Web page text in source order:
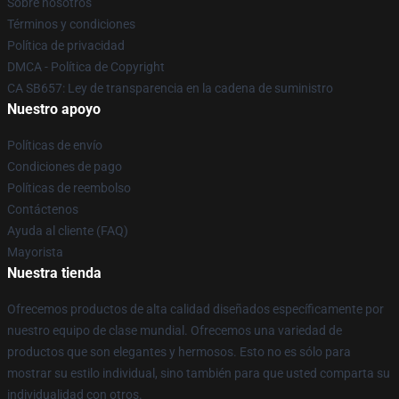
Términos y condiciones
Política de privacidad
DMCA - Política de Copyright
CA SB657: Ley de transparencia en la cadena de suministro
Nuestro apoyo
Políticas de envío
Condiciones de pago
Políticas de reembolso
Contáctenos
Ayuda al cliente (FAQ)
Mayorista
Nuestra tienda
Ofrecemos productos de alta calidad diseñados específicamente por
nuestro equipo de clase mundial. Ofrecemos una variedad de
productos que son elegantes y hermosos. Esto no es sólo para
mostrar su estilo individual, sino también para que usted comparta su
individualidad con otros.